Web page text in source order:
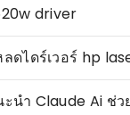
driver
ดไดร์เวอร์ hp
ะนำ Claude Ai ช่ว